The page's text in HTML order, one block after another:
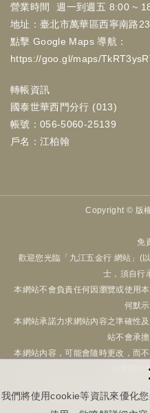
我們將使用cookie等資訊來優化
營業時間
週一到週五 8:00 ~
地址：臺北市萬華區西寧南路
點擊 Google Maps 導航：
https://goo.gl/maps/
轉帳資訊
國泰世華西門分行 (013)
帳號：056-5060-25139
戶名：江柏翰
Copyright © 版
免
歡迎您光臨「九江五金行 網站」(
士，須自行
本網站不會負責任何因瀏覽或使用
何默示
本網站承諾力求網站內容之準確性
站不會承
本網站內容，可能會隨時更改，而
以實際出
本網站可隨時停止或變更資